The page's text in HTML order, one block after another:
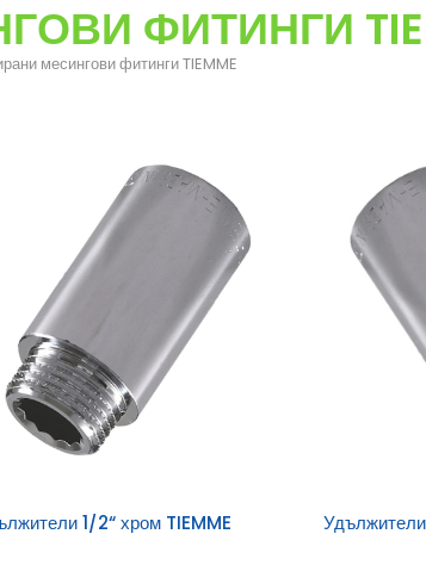
ФИТИНГИ
месингови фитинги TIEMME
1/2“ хром TIEMME